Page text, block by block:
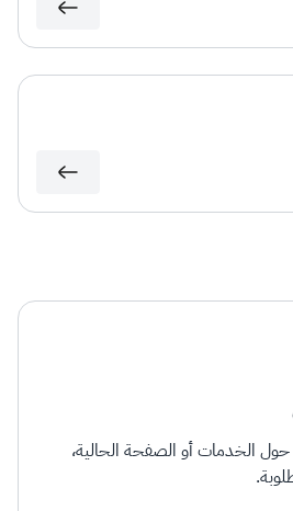
الخدمات أو الصفحة الحالية،